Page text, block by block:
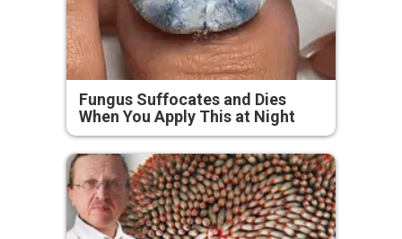
Fungus Suffocates and Dies
When You Apply This at Night